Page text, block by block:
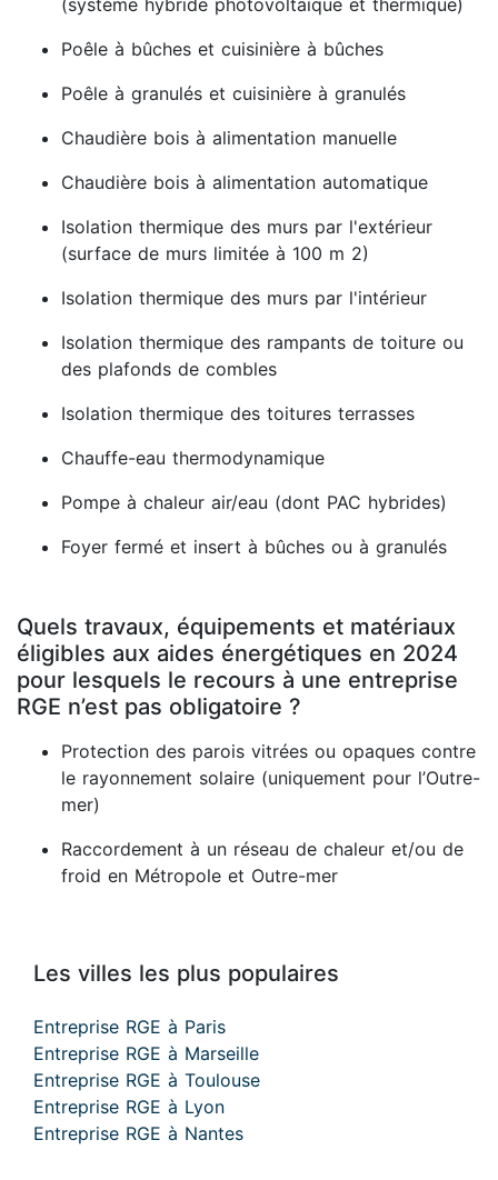
(système hybride photovoltaïque et thermique)
Poêle à bûches et cuisinière à bûches
Poêle à granulés et cuisinière à granulés
Chaudière bois à alimentation manuelle
Chaudière bois à alimentation automatique
Isolation thermique des murs par l'extérieur
(surface de murs limitée à 100 m 2)
Isolation thermique des murs par l'intérieur
Isolation thermique des rampants de toiture ou
des plafonds de combles
Isolation thermique des toitures terrasses
Chauffe-eau thermodynamique
Pompe à chaleur air/eau (dont PAC hybrides)
Foyer fermé et insert à bûches ou à granulés
Quels travaux, équipements et matériaux
éligibles aux aides énergétiques en 2024
pour lesquels le recours à une entreprise
RGE n’est pas obligatoire ?
Protection des parois vitrées ou opaques contre
le rayonnement solaire (uniquement pour l’Outre-
mer)
Raccordement à un réseau de chaleur et/ou de
froid en Métropole et Outre-mer
Les villes les plus populaires
Entreprise RGE à Paris
Entreprise RGE à Marseille
Entreprise RGE à Toulouse
Entreprise RGE à Lyon
Entreprise RGE à Nantes